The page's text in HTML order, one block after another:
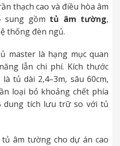
thạch cao và điều hòa âm
sung gồm tủ âm tường,
thống đèn ngủ.
master là hạng mục quan
lẫn chi phí. Kích thước
tủ dài 2,4–3m, sâu 60cm,
loại bỏ khoảng chết phía
dung tích lưu trữ so với tủ
tủ âm tường cho dự án cao